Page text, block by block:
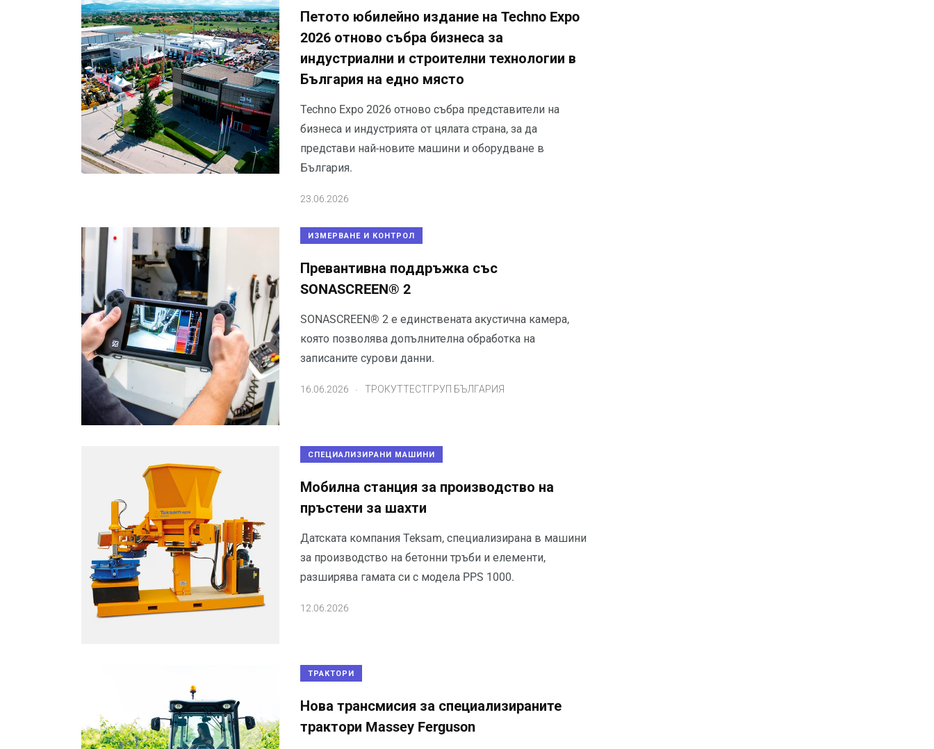
Петото юбилейно издание на Techno Expo
2026 отново събра бизнеса за
индустриални и строителни технологии в
България на едно място
Techno Expo 2026 отново събра представители на
бизнеса и индустрията от цялата страна, за да
представи най-новите машини и оборудване в
България.
23.06.2026
ИЗМЕРВАНЕ И КОНТРОЛ
Превантивна поддръжка със
SONASCREEN® 2
SONASCREEN® 2 е единствената акустична камера,
която позволява допълнителна обработка на
записаните сурови данни.
16.06.2026 ТРОКУТТЕСТГРУП БЪЛГАРИЯ
СПЕЦИАЛИЗИРАНИ МАШИНИ
Мобилна станция за производство на
пръстени за шахти
Датската компания Teksam, специализирана в машини
за производство на бетонни тръби и елементи,
разширява гамата си с модела PPS 1000.
12.06.2026
ТРАКТОРИ
Нова трансмисия за специализираните
трактори Massey Ferguson